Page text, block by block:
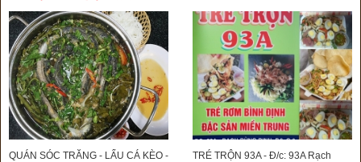
QUÁN SÓC TRĂNG - LẨU CÁ KÈO -
TRÉ TRỘN 93A - Đ/c: 93A Rạch